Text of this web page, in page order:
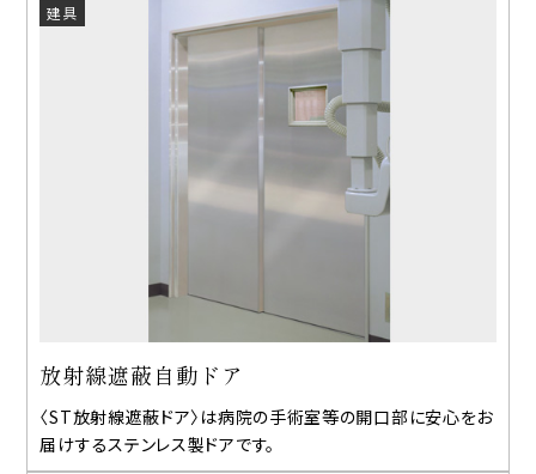
建具
放射線遮蔽自動ドア
〈ST放射線遮蔽ドア〉は病院の手術室等の開口部に安心をお
届けするステンレス製ドアです。